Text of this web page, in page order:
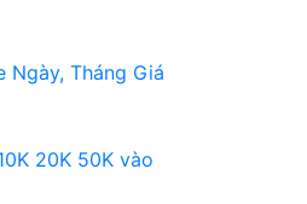
Ngày, Tháng Giá
20K 50K vào